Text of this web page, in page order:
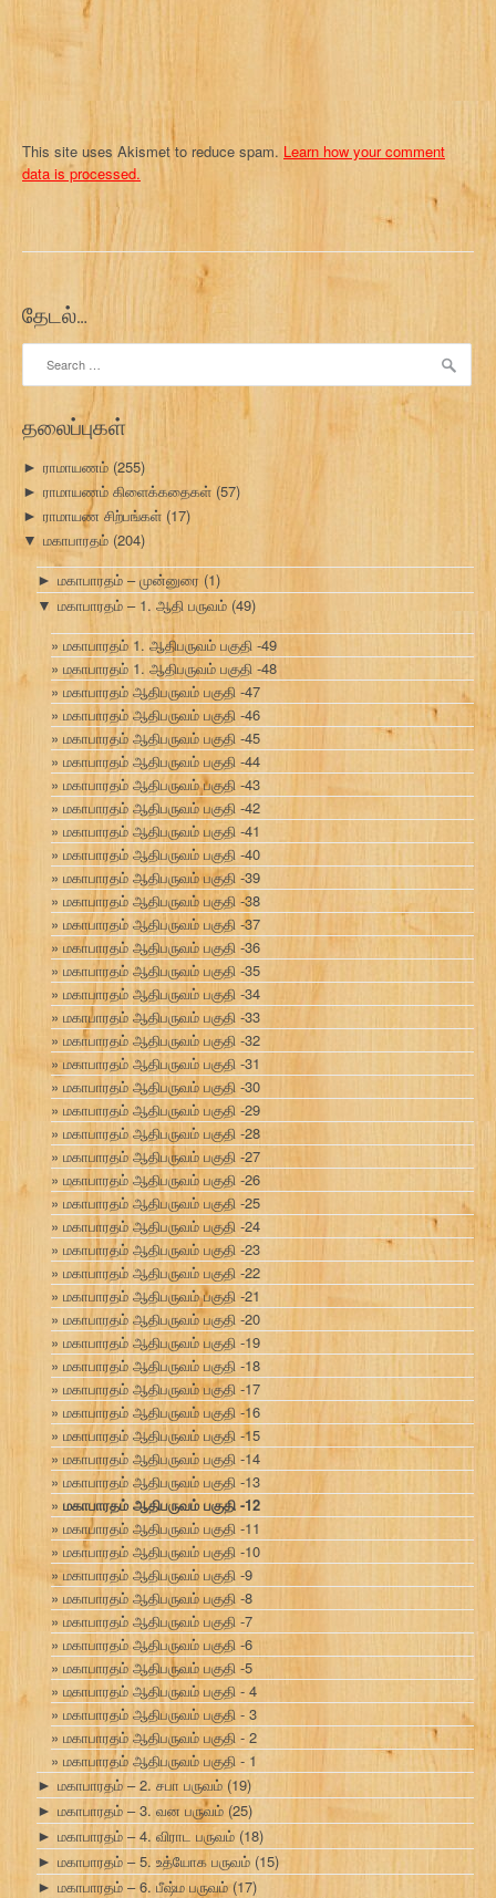
n
This site uses Akismet to reduce spam. Learn how your comment
data is processed.
தேடல்…
தலைப்புகள்
► ராமாயணம் (255)
► ராமாயணம் கிளைக்கதைகள் (57)
► ராமாயண சிற்பங்கள் (17)
▼ மகாபாரதம் (204)
► மகாபாரதம் – முன்னுரை (1)
▼ மகாபாரதம் – 1. ஆதி பருவம் (49)
மகாபாரதம் 1. ஆதிபருவம் பகுதி -49
மகாபாரதம் 1. ஆதிபருவம் பகுதி -48
மகாபாரதம் ஆதிபருவம் பகுதி -47
மகாபாரதம் ஆதிபருவம் பகுதி -46
மகாபாரதம் ஆதிபருவம் பகுதி -45
மகாபாரதம் ஆதிபருவம் பகுதி -44
மகாபாரதம் ஆதிபருவம் பகுதி -43
மகாபாரதம் ஆதிபருவம் பகுதி -42
மகாபாரதம் ஆதிபருவம் பகுதி -41
மகாபாரதம் ஆதிபருவம் பகுதி -40
மகாபாரதம் ஆதிபருவம் பகுதி -39
மகாபாரதம் ஆதிபருவம் பகுதி -38
மகாபாரதம் ஆதிபருவம் பகுதி -37
மகாபாரதம் ஆதிபருவம் பகுதி -36
மகாபாரதம் ஆதிபருவம் பகுதி -35
மகாபாரதம் ஆதிபருவம் பகுதி -34
மகாபாரதம் ஆதிபருவம் பகுதி -33
மகாபாரதம் ஆதிபருவம் பகுதி -32
மகாபாரதம் ஆதிபருவம் பகுதி -31
மகாபாரதம் ஆதிபருவம் பகுதி -30
மகாபாரதம் ஆதிபருவம் பகுதி -29
மகாபாரதம் ஆதிபருவம் பகுதி -28
மகாபாரதம் ஆதிபருவம் பகுதி -27
மகாபாரதம் ஆதிபருவம் பகுதி -26
மகாபாரதம் ஆதிபருவம் பகுதி -25
மகாபாரதம் ஆதிபருவம் பகுதி -24
மகாபாரதம் ஆதிபருவம் பகுதி -23
மகாபாரதம் ஆதிபருவம் பகுதி -22
மகாபாரதம் ஆதிபருவம் பகுதி -21
மகாபாரதம் ஆதிபருவம் பகுதி -20
மகாபாரதம் ஆதிபருவம் பகுதி -19
மகாபாரதம் ஆதிபருவம் பகுதி -18
மகாபாரதம் ஆதிபருவம் பகுதி -17
மகாபாரதம் ஆதிபருவம் பகுதி -16
மகாபாரதம் ஆதிபருவம் பகுதி -15
மகாபாரதம் ஆதிபருவம் பகுதி -14
மகாபாரதம் ஆதிபருவம் பகுதி -13
மகாபாரதம் ஆதிபருவம் பகுதி -12
மகாபாரதம் ஆதிபருவம் பகுதி -11
மகாபாரதம் ஆதிபருவம் பகுதி -10
மகாபாரதம் ஆதிபருவம் பகுதி -9
மகாபாரதம் ஆதிபருவம் பகுதி -8
மகாபாரதம் ஆதிபருவம் பகுதி -7
மகாபாரதம் ஆதிபருவம் பகுதி -6
மகாபாரதம் ஆதிபருவம் பகுதி -5
மகாபாரதம் ஆதிபருவம் பகுதி - 4
மகாபாரதம் ஆதிபருவம் பகுதி - 3
மகாபாரதம் ஆதிபருவம் பகுதி - 2
மகாபாரதம் ஆதிபருவம் பகுதி - 1
► மகாபாரதம் – 2. சபா பருவம் (19)
► மகாபாரதம் – 3. வன பருவம் (25)
► மகாபாரதம் – 4. விராட பருவம் (18)
► மகாபாரதம் – 5. உத்யோக பருவம் (15)
► மகாபாரதம் – 6. பீஷ்ம பருவம்(17)